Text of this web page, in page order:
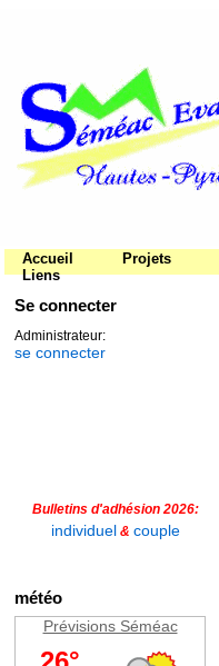
Accueil Projets
Liens
Se connecter
Administrateur:
se connecter
Bulletins d'adhésion 2026:
individuel & couple
météo
Prévisions Séméac